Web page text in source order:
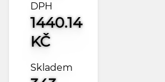
DPH
1440.14
KČ
Skladem